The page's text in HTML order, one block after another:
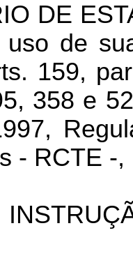
DE
de
159,
358 e
- RCTE -